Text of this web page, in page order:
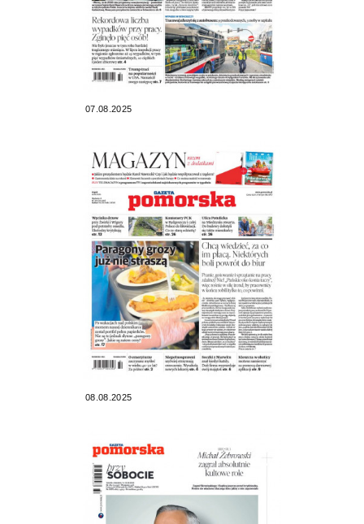
07.08.2025
08.08.2025